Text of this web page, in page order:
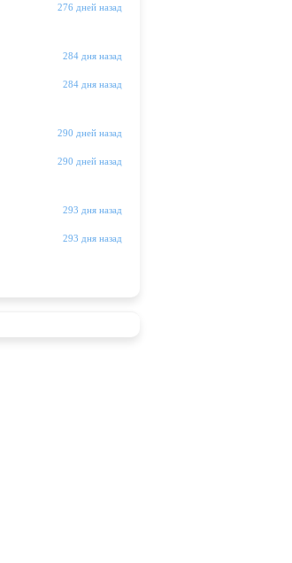
276 дней назад
284 дня назад
284 дня назад
290 дней назад
290 дней назад
293 дня назад
293 дня назад